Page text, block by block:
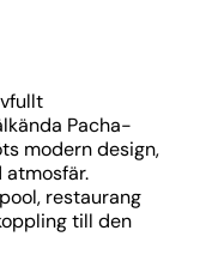
Pacha-
modern design,
atmosfär.
restaurang
till den